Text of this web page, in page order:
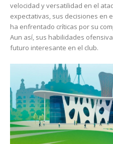
velocidad y versatilidad en el
expectativas, sus decisiones en
ha enfrentado críticas por su
Aun así, sus habilidades
futuro interesante en el club.